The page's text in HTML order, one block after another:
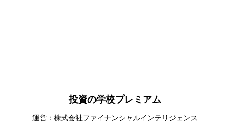
投資の学校プレミアム
運営：株式会社ファイナンシャルインテリジェンス